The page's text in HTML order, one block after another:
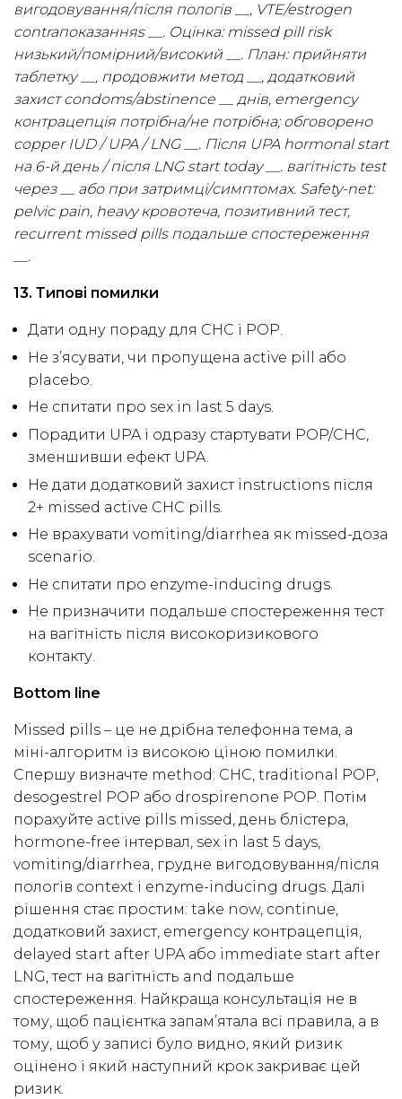
вигодовування/після пологів __, VTE/estrogen
contraпоказанняs __. Оцінка: missed pill risk
низький/помірний/високий __. План: прийняти
таблетку __, продовжити метод __, додатковий
захист condoms/abstinence __ днів, emergency
контрацепція потрібна/не потрібна; обговорено
copper IUD / UPA / LNG __. Після UPA hormonal start
на 6-й день / після LNG start today __. вагітність test
через __ або при затримці/симптомах. Safety-net:
pelvic pain, heavy кровотеча, позитивний тест,
recurrent missed pills подальше спостереження
__.
13. Типові помилки
Дати одну пораду для CHC і POP.
Не з’ясувати, чи пропущена active pill або
placebo.
Не спитати про sex in last 5 days.
Порадити UPA і одразу стартувати POP/CHC,
зменшивши ефект UPA.
Не дати додатковий захист instructions після
2+ missed active CHC pills.
Не врахувати vomiting/diarrhea як missed-доза
scenario.
Не спитати про enzyme-inducing drugs.
Не призначити подальше спостереження тест
на вагітність після високоризикового
контакту.
Bottom line
Missed pills – це не дрібна телефонна тема, а
міні-алгоритм із високою ціною помилки.
Спершу визначте method: CHC, traditional POP,
desogestrel POP або drospirenone POP. Потім
порахуйте active pills missed, день блістера,
hormone-free інтервал, sex in last 5 days,
vomiting/diarrhea, грудне вигодовування/після
пологів context і enzyme-inducing drugs. Далі
рішення стає простим: take now, continue,
додатковий захист, emergency контрацепція,
delayed start after UPA або immediate start after
LNG, тест на вагітність and подальше
спостереження. Найкраща консультація не в
тому, щоб пацієнтка запам’ятала всі правила, а в
тому, щоб у записі було видно, який ризик
оцінено і який наступний крок закриває цей
ризик.